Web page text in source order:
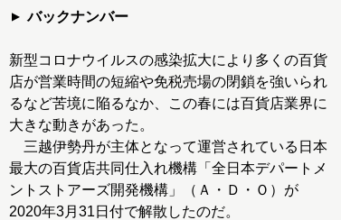
バックナンバー
新型コロナウイルスの感染拡大により多くの百貨
店が営業時間の短縮や免税売場の閉鎖を強いられ
るなど苦境に陥るなか、この春には百貨店業界に
大きな動きがあった。
三越伊勢丹が主体となって運営されている日本
最大の百貨店共同仕入れ機構「全日本デパートメ
ントストアーズ開発機構」（Ａ・Ｄ・Ｏ）が
2020年3月31日付で解散したのだ。